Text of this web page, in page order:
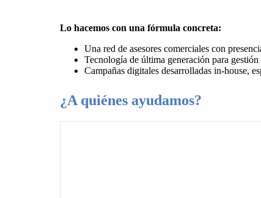
Lo hacemos con una fórmula concreta:
Una red de asesores comerciales con
Tecnología de última generación para gestión
Campañas digitales desarrolladas in-house,
¿A quiénes ayudamos?